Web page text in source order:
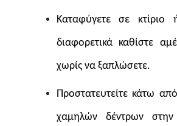
Καταφύγετε σε κτίριο
διαφορετικά καθίστε
χωρίς να ξαπλώσετε.
Προστατευτείτε κάτω
χαμηλών δέντρων